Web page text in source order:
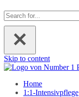
Skip to content
Home
1:1-Intensivpflege